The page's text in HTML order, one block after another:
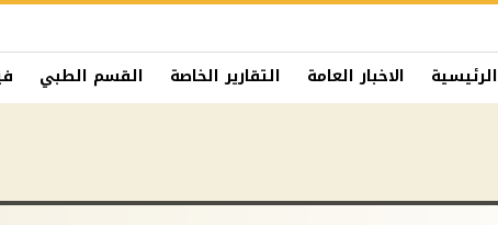
الرئيسية الاخبار العامة التقارير الخاصة القسم الطبي